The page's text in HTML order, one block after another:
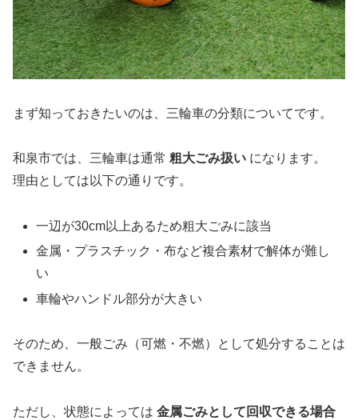
まず知っておきたいのは、三輪車の分類についてです。
和泉市では、三輪車は通常 粗大ごみ扱い になります。
理由としては以下の通りです。
一辺が30cm以上あるため粗大ごみに該当
金属・プラスチック・布など複合素材で解体が難し
い
車輪やハンドル部分が大きい
そのため、一般ごみ（可燃・不燃）として処分することは
できません。
ただし、状態によっては 金属ごみとして回収できる場合